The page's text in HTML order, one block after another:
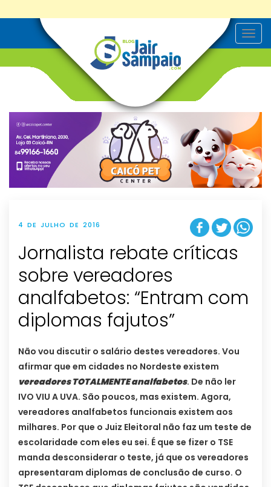
T
o
v
g
t
i
o
n
4 DE JULHO DE 2016
Jornalista rebate críticas
sobre vereadores
analfabetos: “Entram com
diplomas fajutos”
Não vou discutir o salário destes vereadores. Vou
afirmar que em cidades no Nordeste existem
vereadores TOTALMENTE analfabetos. De não ler
IVO VIU A UVA. São poucos, mas existem. Agora,
vereadores analfabetos funcionais existem aos
milhares. Por que o Juiz Eleitoral não faz um teste de
escolaridade com eles eu sei. É que se fizer o TSE
manda desconsiderar o teste, já que os vereadores
apresentaram diplomas de conclusão de curso. O